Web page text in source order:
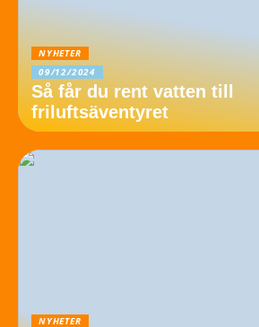
NYHETER
09/12/2024
Så får du rent vatten till
friluftsäventyret
NYHETER